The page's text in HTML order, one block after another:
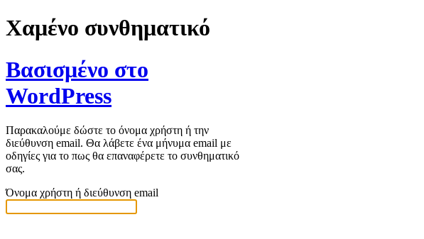
Χαμένο συνθηματικό
Βασισμένο στο
WordPress
Παρακαλούμε δώστε το όνομα χρήστη ή την
διεύθυνση email. Θα λάβετε ένα μήνυμα email με
οδηγίες για το πως θα επαναφέρετε το συνθηματικό
σας.
Όνομα χρήστη ή διεύθυνση email